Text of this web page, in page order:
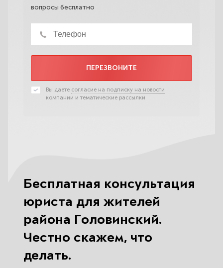
вопросы бесплатно
ПЕРЕЗВОНИТЕ
Вы даете согласие на подписку на новости
компании и тематические рассылки
Бесплатная консультация
юриста для жителей
района Головинский.
Честно скажем, что
делать.